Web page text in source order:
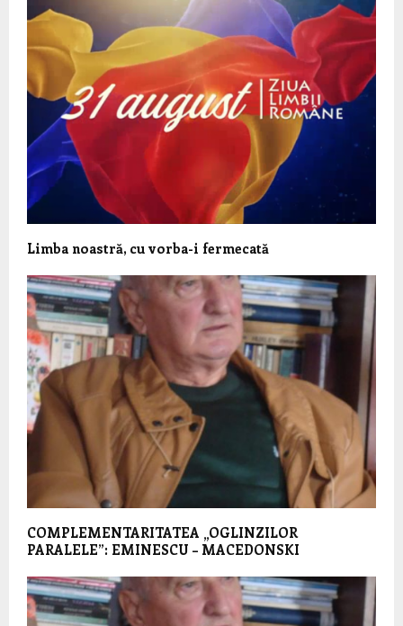
Limba noastră, cu vorba-i fermecată
COMPLEMENTARITATEA „OGLINZILOR
PARALELE”: EMINESCU – MACEDONSKI